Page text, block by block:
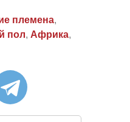
племена,
пол, Африка,